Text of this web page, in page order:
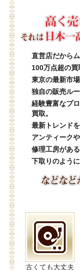
直営店だから
100万点超の買
東京の最新市
独自の販売ル
経験豊富なプ
買取。
最新トレンド
アンティーク
修理工房があ
下取りのよう
古くても大丈夫